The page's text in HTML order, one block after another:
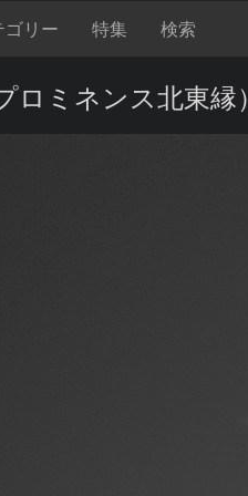
ゴリー 特集 検索
ミネンス北東縁）